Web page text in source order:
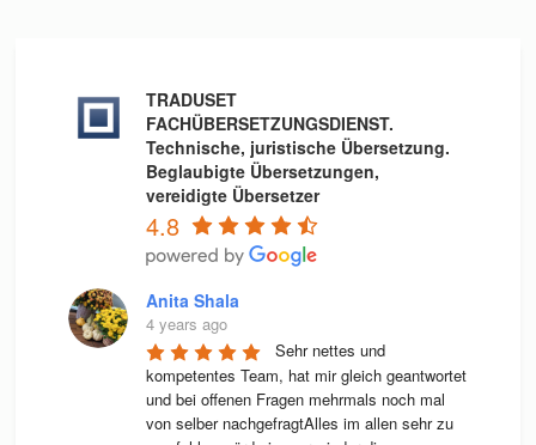
TRADUSET
FACHÜBERSETZUNGSDIENST.
Technische, juristische Übersetzung.
Beglaubigte Übersetzungen,
vereidigte Übersetzer
4.8
Anita Shala
4 years ago
Sehr nettes und
kompetentes Team, hat mir gleich geantwortet
und bei offenen Fragen mehrmals noch mal
von selber nachgefragtAlles im allen sehr zu